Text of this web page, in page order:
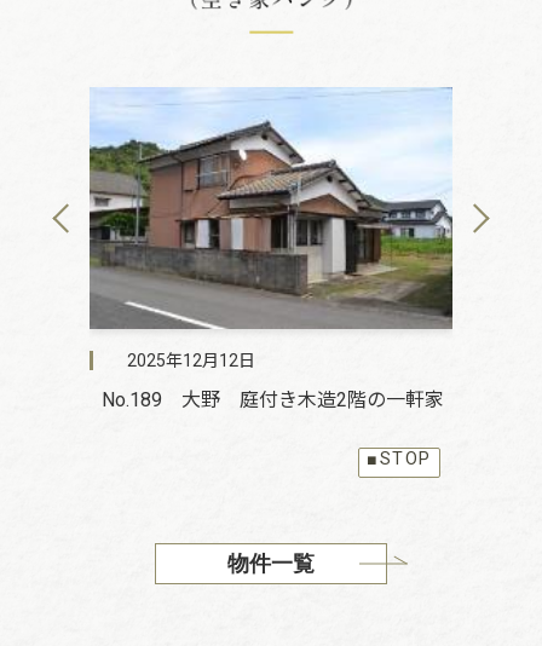
2025年12月12日
No.189 大野 庭付き木造2階の一軒家
■STOP
物件一覧